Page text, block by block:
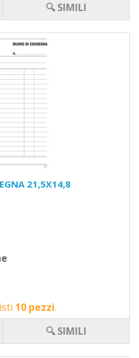
🔍 SIMILI
21,5X14,8
10 pezzi.
🔍 SIMILI